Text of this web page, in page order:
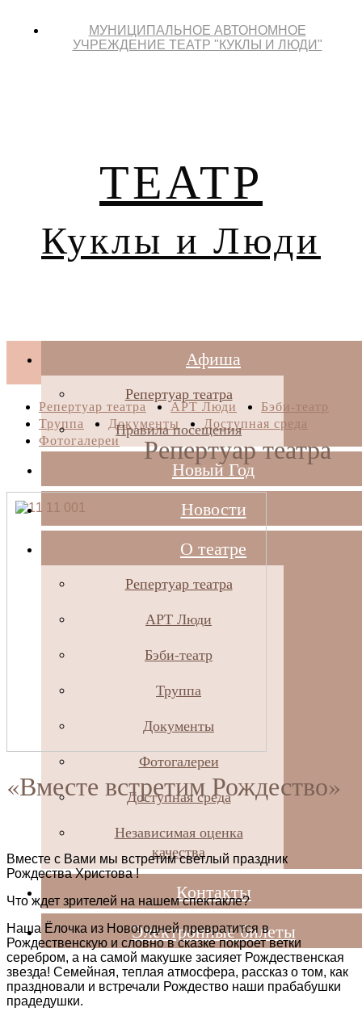
МУНИЦИПАЛЬНОЕ АВТОНОМНОЕ
УЧРЕЖДЕНИЕ ТЕАТР "КУКЛЫ И ЛЮДИ"
ТЕАТР
Куклы и Люди
Афиша
Репертуар театра
Правила посещения
Новый Год
Новости
О театре
Репертуар театра
АРТ Люди
Бэби-театр
Труппа
Документы
Фотогалереи
Доступная среда
Независимая оценка
качества
Контакты
Электронные билеты
Репертуар театра АРТ Люди
Бэби-театр
Труппа
Документы
Доступная среда
Фотогалереи
Репертуар театра
«Вместе встретим Рождество»
Вместе с Вами мы встретим светлый праздник
Рождества Христова !
Что ждет зрителей на нашем спектакле?
Наша Ёлочка из Новогодней превратится в
Рождественскую и словно в сказке покроет ветки
серебром, а на самой макушке засияет Рождественская
звезда! Семейная, теплая атмосфера, рассказ о том, как
праздновали и встречали Рождество наши прабабушки
прадедушки.